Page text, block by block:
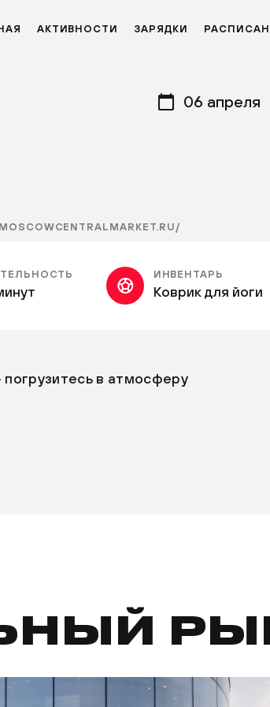
АКТИВНОСТИ ЗАРЯДКИ
06 апреля
MOSCOWCENTRALMARKET.RU/
ИНВЕНТАРЬ
Коврик для йоги
в атмосферу